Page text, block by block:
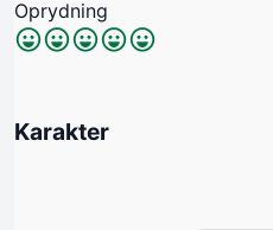
Oprydning
Karakter